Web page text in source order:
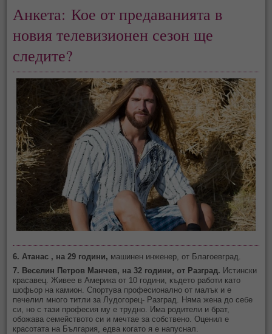
Анкета: Кое от предаванията в
новия телевизионен сезон ще
следите?
6. Атанас , на 29 години, машинен инженер, от Благоевград.
7. Веселин Петров Манчев, на 32 години, от Разград. Истински
красавец. Живее в Америка от 10 години, където работи като
шофьор на камион. Спортува професионално от малък и е
печелил много титли за Лудогорец- Разград. Няма жена до себе
си, но с тази професия му е трудно. Има родители и брат,
обожава семейството си и мечтае за собствено. Оценил е
красотата на България, едва когато я е напуснал.